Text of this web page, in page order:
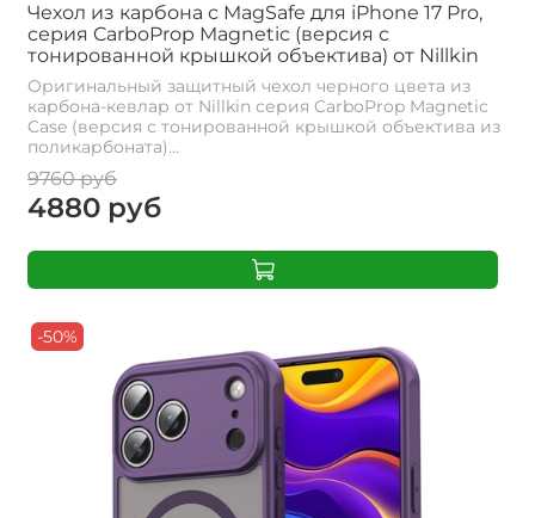
Чехол из карбона с MagSafe для iPhone 17 Pro,
серия CarboProp Magnetic (версия с
тонированной крышкой объектива) от Nillkin
Оригинальный защитный чехол черного цвета из
карбона-кевлар от Nillkin серия CarboProp Magnetic
Case (версия с тонированной крышкой объектива из
поликарбоната)...
9760 руб
4880 руб
-50%